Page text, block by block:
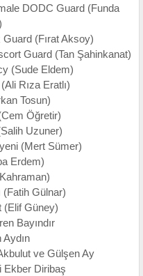
DODC Guard (Funda
(Fırat Aksoy)
Guard (Tan Şahinkanat)
(Sude Eldem)
Rıza Eratlı)
Tosun)
Öğretir)
Uzuner)
(Mert Sümer)
Erdem)
(Fatih Gülnar)
(Elif Güney)
Bayındır
ve Gülşen Ay
Ekber Diribaş